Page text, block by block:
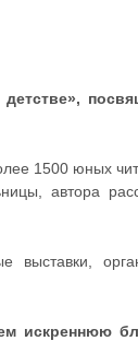
1500 юных
автора
искреннюю